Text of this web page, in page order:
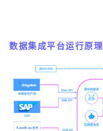
数据集成平台运行原理